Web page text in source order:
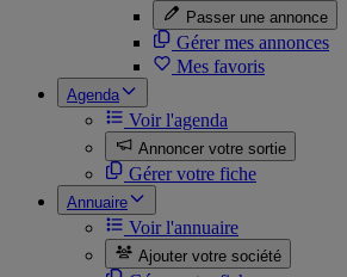
Passer une annonce
Gérer mes annonces
Mes favoris
Agenda
Voir l'agenda
Annoncer votre sortie
Gérer votre fiche
Annuaire
Voir l'annuaire
Ajouter votre société